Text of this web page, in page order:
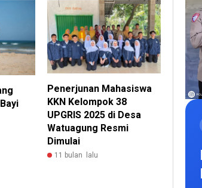
Penerjunan Mahasiswa
KKN Kelompok 38
UPGRIS 2025 di Desa
Watuagung Resmi
Dimulai
11 bulan lalu